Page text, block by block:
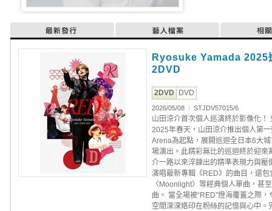
最新發行 藝人檔案 相
Ryosuke Yamada 2025
2DVD
2DVD DVD
2026/05/08 | STJDV57015/6
山田涼介首次個人巡演終於影像化
2025年春天，山田涼介推出個人第
Arena為起點，展開巡迴全日本6大
場演出。此精彩無比的巡迴終於迎
介一路以來淬鍊出的精準表現力與
演唱最新專輯《RED》的曲目，還
〈Moonlight〉等經典個人單曲，甚
曲。 當全場被“RED”燈海覆蓋之際
空間深深烙印在粉絲的記憶與心中